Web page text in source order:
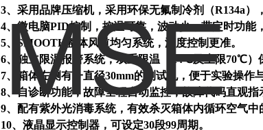
3、采用品牌压缩机，采用环保无氟制冷剂（R134a）
4、微电脑PID控制，控温可靠，波动少，带定时功能，
5、
SMOOTH 整体风道均匀系统，温度控制更准。
6、独立限温报警系统，双重限温（±4℃及上限70℃）
7、箱体左侧有一直径30mm的测试孔，便于实验操作
8、自诊断功能，故障全程自动监控，故障代码直观指
9、配有紫外光消毒系统，有效杀灭箱体内循环空气中
10、液晶显示控制器，可设定30段99周期。